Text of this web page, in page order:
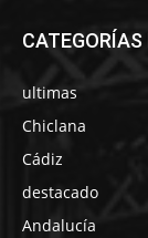
ultimas
Chiclana
Cádiz
destacado
Andalucía